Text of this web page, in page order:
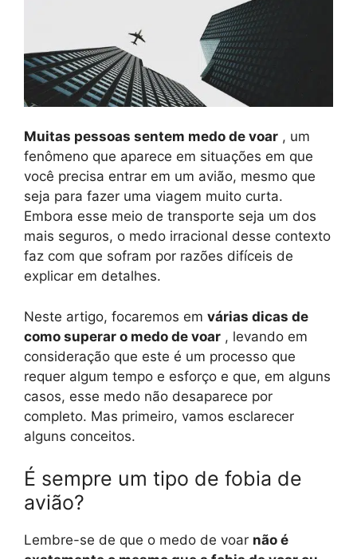
Muitas pessoas sentem medo de voar , um
fenômeno que aparece em situações em que
você precisa entrar em um avião, mesmo que
seja para fazer uma viagem muito curta.
Embora esse meio de transporte seja um dos
mais seguros, o medo irracional desse contexto
faz com que sofram por razões difíceis de
explicar em detalhes.
Neste artigo, focaremos em várias dicas de
como superar o medo de voar , levando em
consideração que este é um processo que
requer algum tempo e esforço e que, em alguns
casos, esse medo não desaparece por
completo. Mas primeiro, vamos esclarecer
alguns conceitos.
É sempre um tipo de fobia de
avião?
Lembre-se de que o medo de voar não é